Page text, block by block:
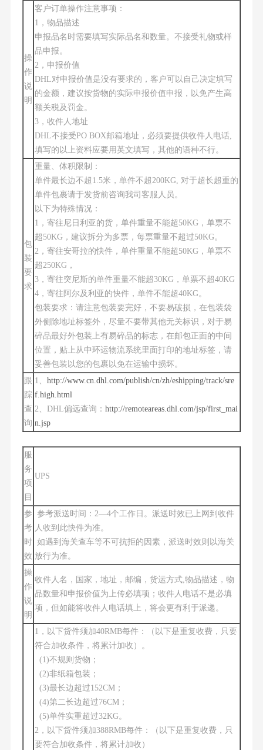
操
作
说
明
客户订单操作注意事项：
1，物品描述
申报品名时需要填写实际品名和数量。不接受礼物或样
品申报。
2，申报价值
DHL对申报价值是没有要求的，客户可以自己决定填写
的金额，建议按货物的实际申报价值申报，以免产生高
额关税及罚金。
3，收件人地址
DHL不接受PO BOX邮箱地址，必须要提供收件人电话,
填写的以上资料应要用英文填写，其他的语种不行。
包
装
要
求
重量、体积限制：
单件最长边不超1.5米，单件不超200KG, 对于超长超重的
单件包裹请于发货前咨询我司客服人员。
以下为特殊情况：
1，寄往尼日利亚的货，单件重量不能超50KG，单票不
超50KG，建议拆分为多票，每票重量不超过50KG。
2，寄往安哥拉的快件，单件重量不能超50KG，单票不
超250KG，
3，寄往突尼斯的单件重量不能超30KG，单票不超40KG
4，寄往阿尔及利亚的快件，单件不能超40KG。
包装要求：请注意包装要完好，不要易破损，在包装袋
外侧除地址标签外，尽量不要带其他无关标识，对于易
碎品最好外包装上有易碎品的标志，在邮包正面的中间
位置，贴上从中环运物流系统里面打印的地址标签，请
妥善包装以您的包裹以免在运输中损坏。
跟
踪
查
询
1、 http://www.cn.dhl.com/publish/cn/zh/eshipping/track/sre
f.high.html
2、DHL偏远查询： http://remoteareas.dhl.com/jsp/first_mai
n.jsp
服
务
项
目
UPS
参
考
时
效
参考派送时间：2—4个工作日。派送时效已上网到收件
人收到此快件为准。
如遇到海关查车等不可抗拒的因素，派送时效则以海关
放行为准。
操
作
说
明
收件人名，国家，地址，邮编，货运方式,物品描述，物
品数量和申报价值为上传必填项；收件人电话不是必填
项，但如能将收件人电话填上，将会更有利于派递。
1，以下货件须加40RMB每件：（以下是重复收费，只要
符合加收条件，将累计加收）。
(1)不规则货物；
(2)非纸箱包装；
(3)最长边超过152CM；
(4)第二长边超过76CM；
(5)单件实重超过32KG。
2，以下货件须加388RMB每件：（以下是重复收费，只
要符合加收条件，将累计加收）